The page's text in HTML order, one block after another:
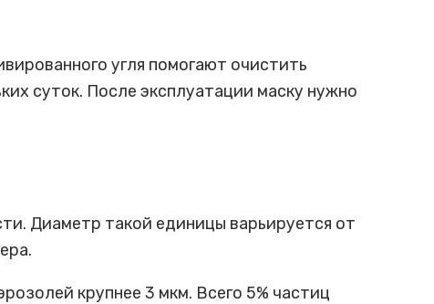
угля помогают очистить
суток. После эксплуатации маску нужно
Диаметр такой единицы варьируется от
крупнее 3 мкм. Всего 5% частиц